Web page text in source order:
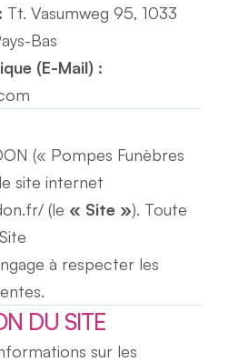
Tt. Vasumweg 95, 1033
Bas
(E-Mail) :
(« Pompes Funèbres
site internet
(le « Site »). Toute
à respecter les
DU SITE
sur les